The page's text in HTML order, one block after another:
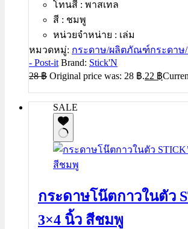
โทนสี : พาสเทล
สี : ชมพู
หน่วยจำหน่าย : เล่ม
หมวดหมู่: กระดาษ/ผลิตภัณฑ์กระดาษ
- Post-it Brand: Stick'N
28฿ Original price was: 28 ฿.22 ฿
SALE
กระดาษโน๊ตกาวในตัว
3×4 นิ้ว สีชมพู